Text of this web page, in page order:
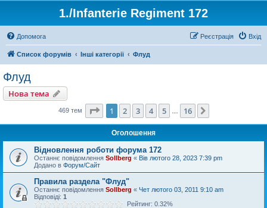
1./Infanterie Regiment 172
Допомога Вхід
Реєстрація
Список форумів Інші категорії Флуд
Флуд
Нова тема
469 тем Сторінка1 16
1 2 3 4 5 16
Оголошення
Відновлення роботи форума 172
Останнє повідомлення Sollberg « Вів лютого 28, 2023 7:39 pm
Додано в Форум/Сайт
Правила раздела "Флуд"
Останнє повідомлення Sollberg « Чет лютого 03, 2011 9:10 am
Відповіді: 1
Рейтинг: 0.32%